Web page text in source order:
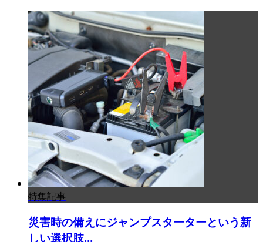
特集記事
災害時の備えにジャンプスターターという新
しい選択肢...